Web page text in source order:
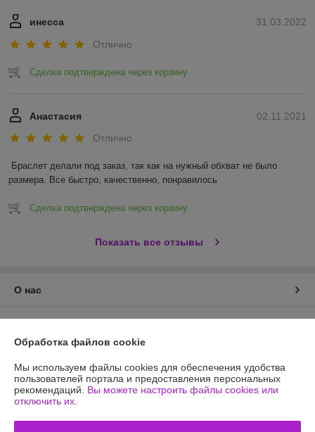
31.03.2022
инесса
Отлично
Сделка подтверждена через корзину
02.11.2021
Анастасия
Отлично
Браслет делали под заказ, так как на нужный обхват не было
размера. Все быстро, качественно, понравилось
Сделка подтверждена через корзину
Показать все отзывы
О нас
График работы
Полная версия сайта
Обработка файлов cookie
Мы используем файлы cookies для обеспечения удобства
пользователей портала и предоставления персональных
рекомендаций. Вы можете настроить файлы cookies или
отключить их.